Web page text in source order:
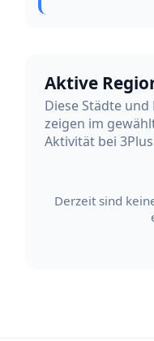
Aktive
Diese Städte
zeigen im
Aktivität bei
Derzeit sind